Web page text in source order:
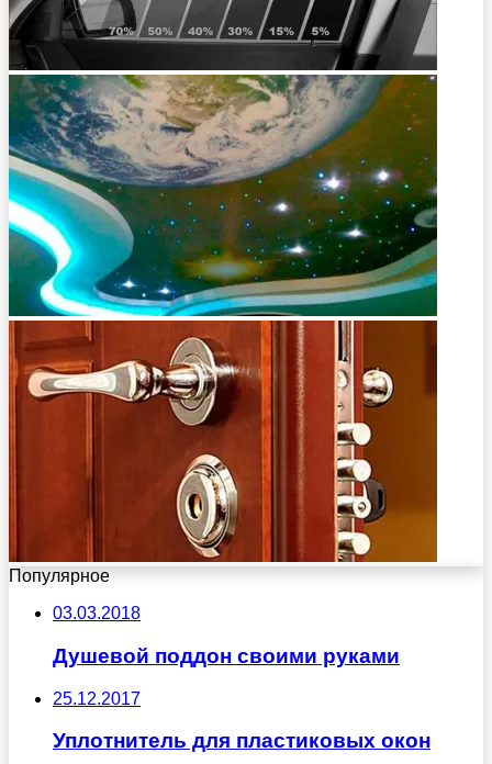
Популярное
03.03.2018
Душевой поддон своими руками
25.12.2017
Уплотнитель для пластиковых окон